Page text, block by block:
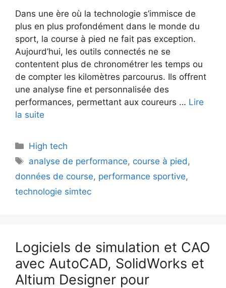
Dans une ère où la technologie s’immisce de
plus en plus profondément dans le monde du
sport, la course à pied ne fait pas exception.
Aujourd’hui, les outils connectés ne se
contentent plus de chronométrer les temps ou
de compter les kilomètres parcourus. Ils offrent
une analyse fine et personnalisée des
performances, permettant aux coureurs … Lire
la suite
Catégories
High tech
Étiquettes
analyse de performance, course à pied,
données de course, performance sportive,
technologie simtec
Logiciels de simulation et CAO
avec AutoCAD, SolidWorks et
Altium Designer pour